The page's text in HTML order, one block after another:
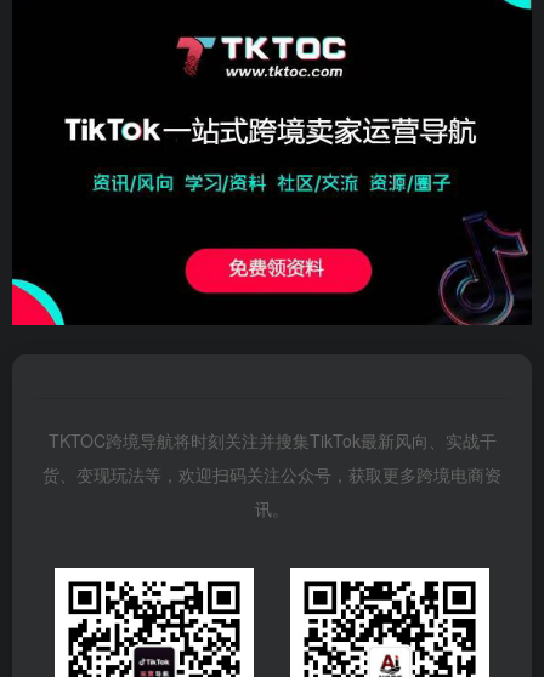
TKTOC跨境导航将时刻关注并搜集TikTok最新风向、实战干
货、变现玩法等，欢迎扫码关注公众号，获取更多跨境电商资
讯。